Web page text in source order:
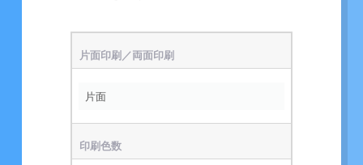
片面印刷／両面印刷
印刷色数